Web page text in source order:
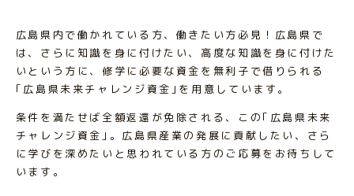
広島県内で働かれている方、働きたい方必見！広島県で
は、さらに知識を身に付けたい、高度な知識を身に付けた
いという方に、修学に必要な資金を無利子で借りられる
｢広島県未来チャレンジ資金｣を用意しています。
条件を満たせば全額返還が免除される、この｢広島県未来
チャレンジ資金｣。広島県産業の発展に貢献したい、さら
に学びを深めたいと思われている方のご応募をお待ちして
います。